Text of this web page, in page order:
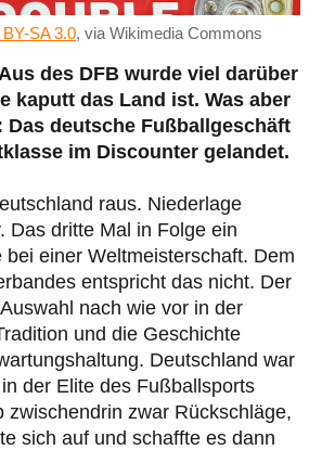
SA 3.0, via Wikimedia Commons
des DFB wurde viel darüber
kaputt das Land ist. Was aber
deutsche Fußballgeschäft
im Discounter gelandet.
raus. Niederlage
Das dritte Mal in Folge ein
bei einer Weltmeisterschaft. Dem
entspricht das nicht. Der
nach wie vor in der
und die Geschichte
Deutschland war
der Elite des Fußballsports
zwischendrin zwar Rückschläge,
sich auf und schaffte es dann